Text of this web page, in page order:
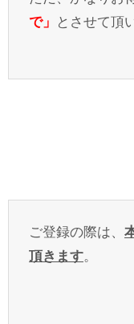
で」
とさせて頂
ご登録の際は、
頂きます。